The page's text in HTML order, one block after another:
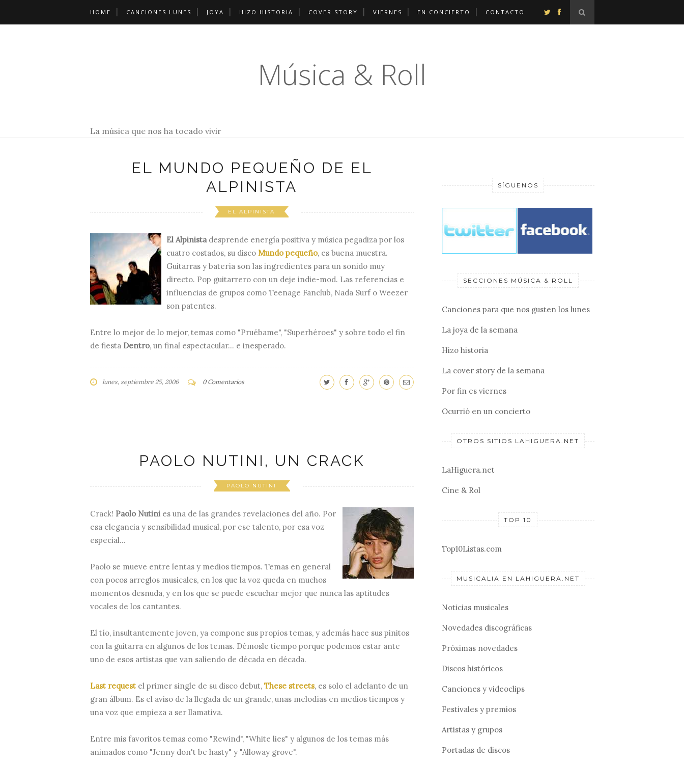
HOME CANCIONES LUNES JOYA HIZO HISTORIA COVER STORY VIERNES EN CONCIERTO CONTACTO
Música & Roll
La música que nos ha tocado vivir
EL MUNDO PEQUEÑO DE EL
ALPINISTA
EL ALPINISTA
El Alpinistadesprende energía positiva y música pegadiza por los
cuatro costados, su disco Mundo pequeño, es buena muestra.
Guitarras y batería son las ingredientes para un sonido muy
directo. Pop guitarrero con un deje indie-mod. Las referencias e
influencias de grupos como Teenage Fanclub, Nada Surf o Weezer
son patentes.
Entre lo mejor de lo mejor, temas como "Pruébame", "Superhéroes" y sobre todo el fin
de fiesta Dentro, un final espectacular... e inesperado.
lunes, septiembre 25, 2006 0 Comentarios
PAOLO NUTINI, UN CRACK
PAOLO NUTINI
Crack! Paolo Nutinies una de las grandes revelaciones del año. Por
esa elegancia y sensibilidad musical, por ese talento, por esa voz
especial...
Paolo se mueve entre lentas y medios tiempos. Temas en general
con pocos arreglos musicales, en los que la voz queda en muchos
momentos desnuda, y en los que se puede escuchar mejor que nunca las aptitudes
vocales de los cantantes.
El tío, insultantemente joven, ya compone sus propios temas, y además hace sus pinitos
con la guitarra en algunos de los temas. Démosle tiempo porque podemos estar ante
uno de esos artistas que van saliendo de década en década.
Last requestel primer single de su disco debut, These streets, es solo el adelanto de un
gran álbum. Es el aviso de la llegada de un grande, unas melodías en medios tiempos y
una voz que empieza a ser llamativa.
Entre mis favoritos temas como "Rewind", "White lies" y algunos de los temas más
animados como "Jenny don't be hasty" y "Alloway grove".
SÍGUENOS
SECCIONES MÚSICA & ROLL
Canciones para que nos gusten los lunes
La joya de la semana
Hizo historia
La cover story de la semana
Por fin es viernes
Ocurrió en un concierto
OTROS SITIOS LAHIGUERA.NET
LaHiguera.net
Cine & Rol
TOP 10
Top10Listas.com
MUSICALIA EN LAHIGUERA.NET
Noticias musicales
Novedades discográficas
Próximas novedades
Discos históricos
Canciones y videoclips
Festivales y premios
Artistas y grupos
Portadas de discos